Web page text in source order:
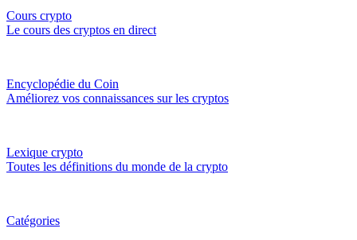
Cours crypto
Le cours des cryptos en direct
Encyclopédie du Coin
Améliorez vos connaissances sur les cryptos
Lexique crypto
Toutes les définitions du monde de la crypto
Catégories